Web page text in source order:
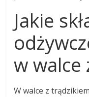
Jakie
w walce
W walce z